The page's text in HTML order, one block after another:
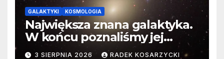
GALAKTYKI KOSMOLOGIA
Największa znana galaktyka.
W końcu poznaliśmy jej
faktyczne wymiary
3 SIERPNIA 2026 RADEK KOSARZYCKI